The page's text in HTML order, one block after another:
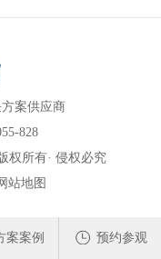
案供应商
828
权所有· 侵权必究
站地图
案案例 预约参观